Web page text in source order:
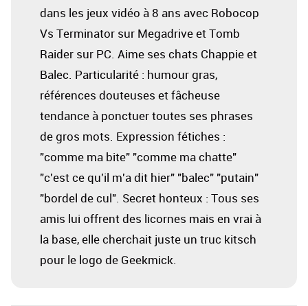
dans les jeux vidéo à 8 ans avec Robocop
Vs Terminator sur Megadrive et Tomb
Raider sur PC. Aime ses chats Chappie et
Balec. Particularité : humour gras,
références douteuses et fâcheuse
tendance à ponctuer toutes ses phrases
de gros mots. Expression fétiches :
"comme ma bite" "comme ma chatte"
"c'est ce qu'il m'a dit hier" "balec" "putain"
"bordel de cul". Secret honteux : Tous ses
amis lui offrent des licornes mais en vrai à
la base, elle cherchait juste un truc kitsch
pour le logo de Geekmick.